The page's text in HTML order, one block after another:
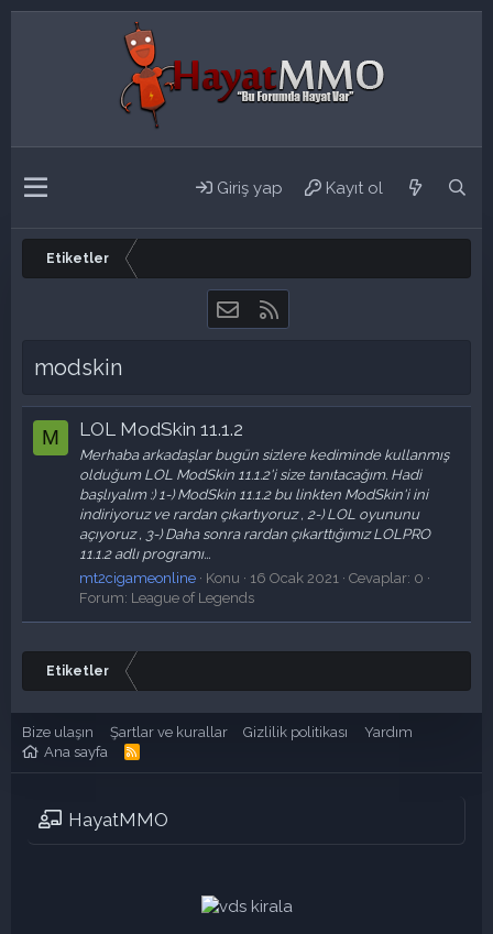
Giriş yap Kayıt ol
Etiketler
Bize ulaşın
modskin
M LOL ModSkin 11.1.2
Merhaba arkadaşlar bugün sizlere kediminde kullanmış
olduğum LOL ModSkin 11.1.2'i size tanıtacağım. Hadi
başlıyalım :) 1-) ModSkin 11.1.2 bu linkten ModSkin'i ini
indiriyoruz ve rardan çıkartıyoruz , 2-) LOL oyununu
açıyoruz , 3-) Daha sonra rardan çıkarttığımız LOLPRO
11.1.2 adlı programı...
mt2cigameonline
Konu 16 Ocak 2021
Cevaplar: 0
Forum: League of Legends
Etiketler
Bize ulaşın Şartlar ve kurallar Gizlilik politikası
Yardım
Ana sayfa
R
HayatMMO